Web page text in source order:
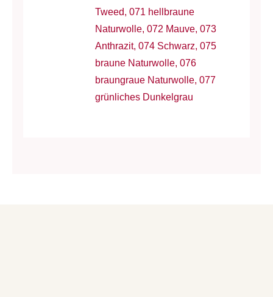
Tweed, 071 hellbraune
Naturwolle, 072 Mauve, 073
Anthrazit, 074 Schwarz, 075
braune Naturwolle, 076
braungraue Naturwolle, 077
grünliches Dunkelgrau